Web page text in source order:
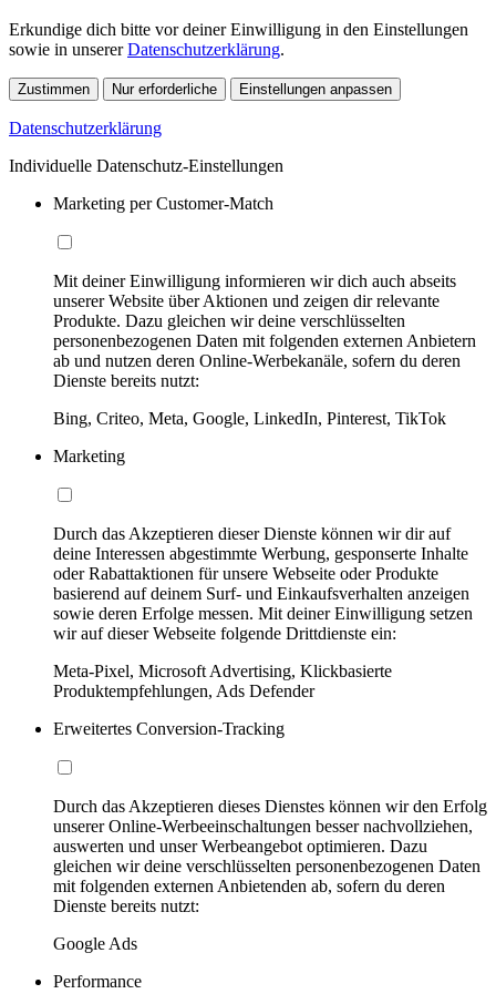
Erkundige dich bitte vor deiner Einwilligung in den Einstellungen
sowie in unsererDatenschutzerklärung.
Zustimmen Nur erforderliche Einstellungen anpassen
Datenschutzerklärung
Individuelle Datenschutz-Einstellungen
Marketing per Customer-Match
Mit deiner Einwilligung informieren wir dich auch abseits
unserer Website über Aktionen und zeigen dir relevante
Produkte. Dazu gleichen wir deine verschlüsselten
personenbezogenen Daten mit folgenden externen Anbietern
ab und nutzen deren Online-Werbekanäle, sofern du deren
Dienste bereits nutzt:
Bing, Criteo, Meta, Google, LinkedIn, Pinterest, TikTok
Marketing
Durch das Akzeptieren dieser Dienste können wir dir auf
deine Interessen abgestimmte Werbung, gesponserte Inhalte
oder Rabattaktionen für unsere Webseite oder Produkte
basierend auf deinem Surf- und Einkaufsverhalten anzeigen
sowie deren Erfolge messen. Mit deiner Einwilligung setzen
wir auf dieser Webseite folgende Drittdienste ein:
Meta-Pixel, Microsoft Advertising, Klickbasierte
Produktempfehlungen, Ads Defender
Erweitertes Conversion-Tracking
Durch das Akzeptieren dieses Dienstes können wir den Erfolg
unserer Online-Werbeeinschaltungen besser nachvollziehen,
auswerten und unser Werbeangebot optimieren. Dazu
gleichen wir deine verschlüsselten personenbezogenen Daten
mit folgenden externen Anbietenden ab, sofern du deren
Dienste bereits nutzt:
Google Ads
Performance